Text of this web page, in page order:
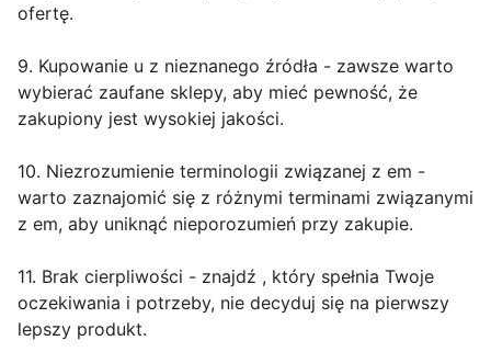
ofertę.
9. Kupowanie u z nieznanego źródła - zawsze warto
wybierać zaufane sklepy, aby mieć pewność, że
zakupiony jest wysokiej jakości.
10. Niezrozumienie terminologii związanej z em -
warto zaznajomić się z różnymi terminami związanymi
z em, aby uniknąć nieporozumień przy zakupie.
11. Brak cierpliwości - znajdź , który spełnia Twoje
oczekiwania i potrzeby, nie decyduj się na pierwszy
lepszy produkt.